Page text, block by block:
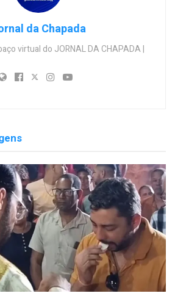
da Chapada
virtual do JORNAL DA CHAPADA |